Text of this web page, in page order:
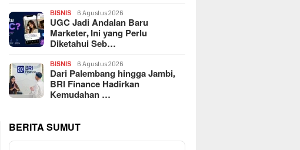
BISNIS 6 Agustus 2026
UGC Jadi Andalan Baru
Marketer, Ini yang Perlu
Diketahui Seb…
BISNIS 6 Agustus 2026
Dari Palembang hingga Jambi,
BRI Finance Hadirkan
Kemudahan …
BERITA SUMUT